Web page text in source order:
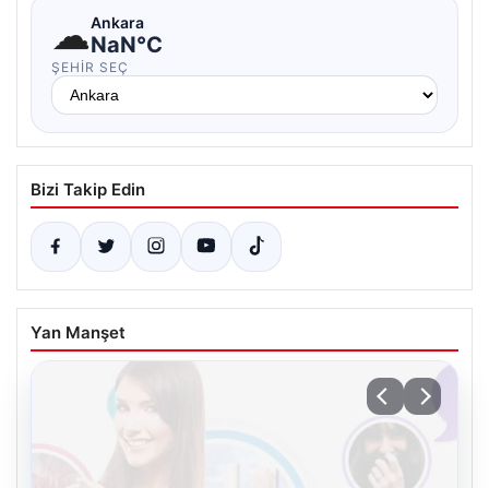
☁Ankara
NaN°C
ŞEHIR SEÇ
Bizi Takip Edin
Yan Manşet